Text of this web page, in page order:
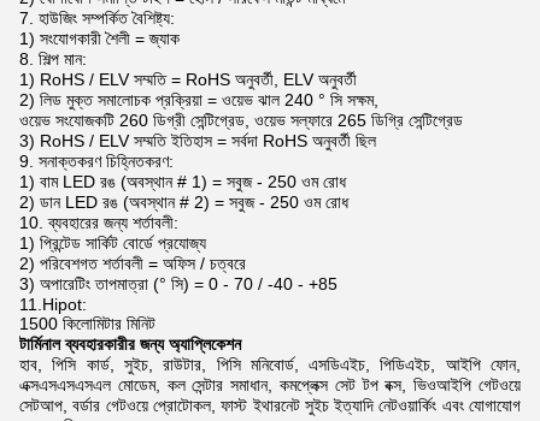
7. হাউজিং সম্পর্কিত বৈশিষ্ট্য:
1) সংযোগকারী শৈলী = জ্যাক
8. শিল্প মান:
1) RoHS / ELV সম্মতি = RoHS অনুবর্তী, ELV অনুবর্তী
2) লিড মুক্ত সমালোচক প্রক্রিয়া = ওয়েভ ঝাল 240 ° সি সক্ষম,
ওয়েভ সংযোজকটি 260 ডিগ্রী সেন্টিগ্রেড, ওয়েভ সল্ফারে 265 ডিগ্রি সেন্টিগ্রেড
3) RoHS / ELV সম্মতি ইতিহাস = সর্বদা RoHS অনুবর্তী ছিল
9. সনাক্তকরণ চিহ্নিতকরণ:
1) বাম LED রঙ (অবস্থান # 1) = সবুজ - 250 ওম রোধ
2) ডান LED রঙ (অবস্থান # 2) = সবুজ - 250 ওম রোধ
10. ব্যবহারের জন্য শর্তাবলী:
1) প্রিন্টেড সার্কিট বোর্ডে প্রযোজ্য
2) পরিবেশগত শর্তাবলী = অফিস / চত্বরে
3) অপারেটিং তাপমাত্রা (° সি) = 0 - 70 / -40 - +85
11.Hipot:
1500 কিলোমিটার মিনিট
টার্মিনাল ব্যবহারকারীর জন্য অ্যাপ্লিকেশন
হাব, পিসি কার্ড, সুইচ, রাউটার, পিসি মনিবোর্ড, এসডিএইচ, পিডিএইচ, আইপি ফোন,
এক্সএসএসএসএল মোডেম, কল সেন্টার সমাধান, কমপ্লেক্স সেট টপ বক্স, ভিওআইপি গেটওয়ে
সেটআপ, বর্ডার গেটওয়ে প্রোটোকল, ফাস্ট ইথারনেট সুইচইত্যাদি নেটওয়ার্কিং এবং যোগাযোগ